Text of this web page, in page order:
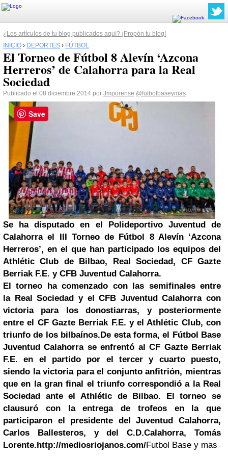
¿Los artículos de tu blog publicados aquí? ¡Propón tu blog!
INICIO › DEPORTES › FÚTBOL
El Torneo de Fútbol 8 Alevín ‘Azcona
Herreros’ de Calahorra para la Real
Sociedad
Publicado el 08 diciembre 2014 por Jmporense @futbolbaseymas
Se ha disputado en el Polideportivo Juventud de
Calahorra el III Torneo de Fútbol 8 Alevín ‘Azcona
Herreros’, en el que han participado los equipos del
Athlétic Club de Bilbao, Real Sociedad, CF Gazte
Berriak F.E. y CFB Juventud Calahorra.
El torneo ha comenzado con las semifinales entre
la Real Sociedad y el CFB Juventud Calahorra con
victoria para los donostiarras, y posteriormente
entre el CF Gazte Berriak F.E. y el Athlétic Club, con
triunfo de los bilbaínos.De esta forma, el Fútbol Base
Juventud Calahorra se enfrentó al CF Gazte Berriak
F.E. en el partido por el tercer y cuarto puesto,
siendo la victoria para el conjunto anfitrión, mientras
que en la gran final el triunfo correspondió a la Real
Sociedad ante el Athlétic de Bilbao. El torneo se
clausuró con la entrega de trofeos en la que
participaron el presidente del Juventud Calahorra,
Carlos Ballesteros, y del C.D.Calahorra, Tomás
Lorente.http://mediosriojanos.com/Futbol Base y mas
Save